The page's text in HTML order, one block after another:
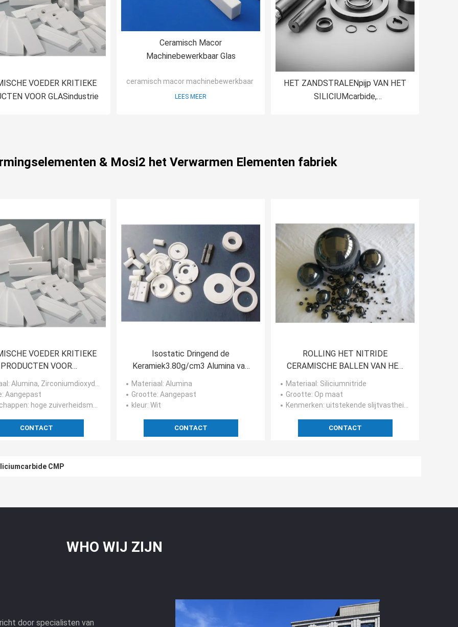
VOEDER KRITIEKE
VOOR GLASindustrie
Ceramisch Macor
Machinebewerkbaar Glas
ceramisch macor machinebewerkbaar Glas
LEES MEER
HET ZANDSTRALENpijp VAN HET
SILICIUMcarbide,
& Mosi2 het Verwarmen Elementen fabriek
VOEDER KRITIEKE
PRODUCTEN VOOR
GLASindustrie
: Alumina, Zirconiumdioxyde, SiO2
: Aangepast
: hoge zuiverheidsmateriaal geschikt voor het optische smelten; hoge glasweerstand en corrosieweerstan
CONTACT
Isostatic Dringend de
Keramiek3.80g/cm3 Alumina van
het Aluminiumoxyde Ceramisch
Gekorreld Poeder
Materiaal : Alumina
Grootte: Aangepast
kleur: Wit
CONTACT
ROLLING HET NITRIDE
CERAMISCHE BALLEN VAN HET
LAGERSsi3n4 SILICIUM VOOR
ROLLENDE LAGERS
Materiaal : Siliciumnitride
Grootte: Op maat
Kenmerken: uitstekende slijtvastheid; chemische inertheid; geen slijpen in het te verpletteren product; lange l
CONTACT
CMP
WHO WIJ ZIJN
door specialisten van